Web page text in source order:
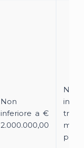
Non
inferiore a €
2.000.000,00
Non
per